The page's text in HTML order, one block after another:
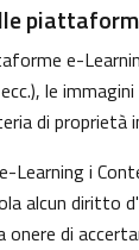
e-
le
di proprietà
Learning i
alcun diritto
onere di